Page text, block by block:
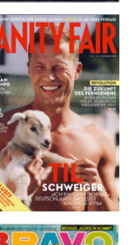
FAIR – Nr. 7 –
8. Februar 2007